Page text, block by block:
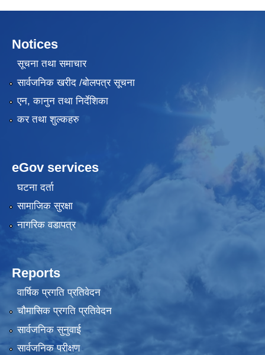
Notices
सूचना तथा समाचार
सार्वजनिक खरीद /बोलपत्र सूचना
एन, कानुन तथा निर्देशिका
कर तथा शुल्कहरु
eGov services
घटना दर्ता
सामाजिक सुरक्षा
नागरिक वडापत्र
Reports
वार्षिक प्रगति प्रतिवेदन
चौमासिक प्रगति प्रतिवेदन
सार्वजनिक सुनुवाई
सार्वजनिक परीक्षण